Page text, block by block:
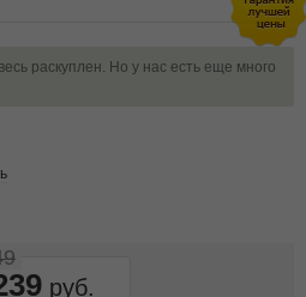
раскуплен. Но у нас есть еще много